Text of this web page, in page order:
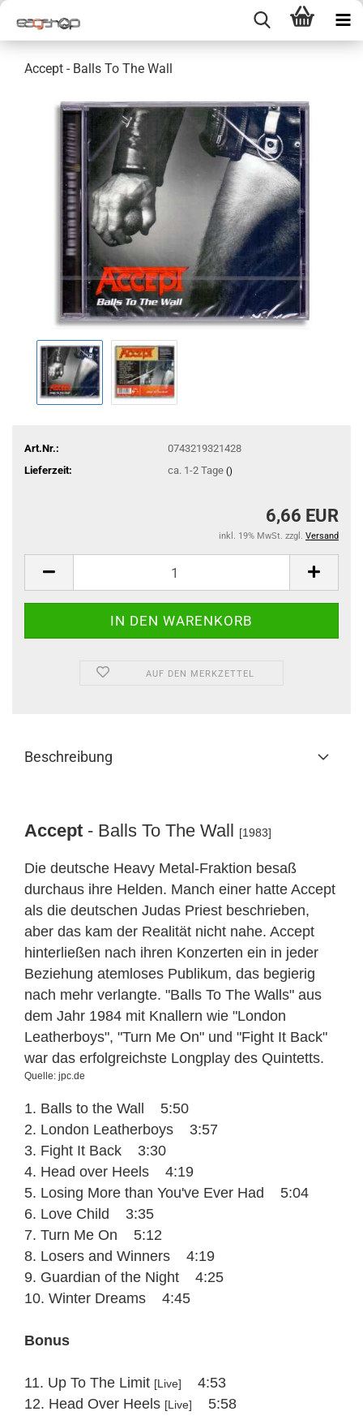
Accept - Balls To The Wall
Art.Nr.:
0743219321428
Lieferzeit:
ca. 1-2 Tage ()
6,66 EUR
inkl. 19% MwSt. zzgl. Versand
AUF DEN MERKZETTEL
Beschreibung
Accept - Balls To The Wall [1983]
Die deutsche Heavy Metal-Fraktion besaß
durchaus ihre Helden. Manch einer hatte Accept
als die deutschen Judas Priest beschrieben,
aber das kam der Realität nicht nahe. Accept
hinterließen nach ihren Konzerten ein in jeder
Beziehung atemloses Publikum, das begierig
nach mehr verlangte. "Balls To The Walls" aus
dem Jahr 1984 mit Knallern wie "London
Leatherboys", "Turn Me On" und "Fight It Back"
war das erfolgreichste Longplay des Quintetts.
Quelle: jpc.de
1. Balls to the Wall 5:50
2. London Leatherboys 3:57
3. Fight It Back 3:30
4. Head over Heels 4:19
5. Losing More than You've Ever Had 5:04
6. Love Child 3:35
7. Turn Me On 5:12
8. Losers and Winners 4:19
9. Guardian of the Night 4:25
10. Winter Dreams 4:45
Bonus
11. Up To The Limit [Live]
4:53
12. Head Over Heels [Live] 5:58